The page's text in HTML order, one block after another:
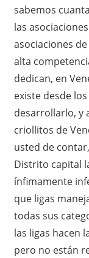
sabemos
las
asociaciones
alta
dedican, en
existe desde
desarrollarlo, y
criollitos de
usted de
Distrito capital
ínfimamente
que ligas
todas sus
las ligas hacen
pero no están